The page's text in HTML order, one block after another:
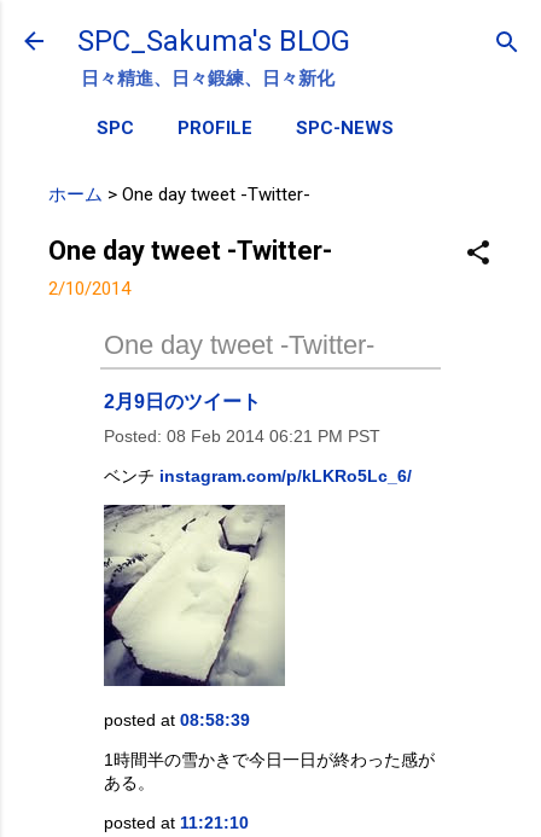
スキップしてメイン コンテンツに移動
SPC_Sakuma's BLOG
日々精進、日々鍛練、日々新化
SPC PROFILE SPC-NEWS
ホーム > One day tweet -Twitter-
One day tweet -Twitter-
2/10/2014
One day tweet -Twitter-
2月9日のツイート
Posted: 08 Feb 2014 06:21 PM PST
ベンチ instagram.com/p/kLKRo5Lc_6/
posted at 08:58:39
1時間半の雪かきで今日一日が終わった感が
ある。
posted at 11:21:10